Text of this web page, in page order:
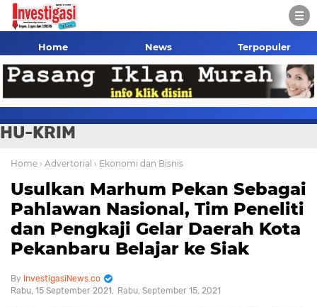
Home News Terpopuler
HU-KRIM
Home › Advertorial › Ekonomi dan Bisnis
Usulkan Marhum Pekan Sebagai
Pahlawan Nasional, Tim Peneliti
dan Pengkaji Gelar Daerah Kota
Pekanbaru Belajar ke Siak
InvestigasiNews.co
Rabu, 15 September 2021
Rabu, September 15, 2021